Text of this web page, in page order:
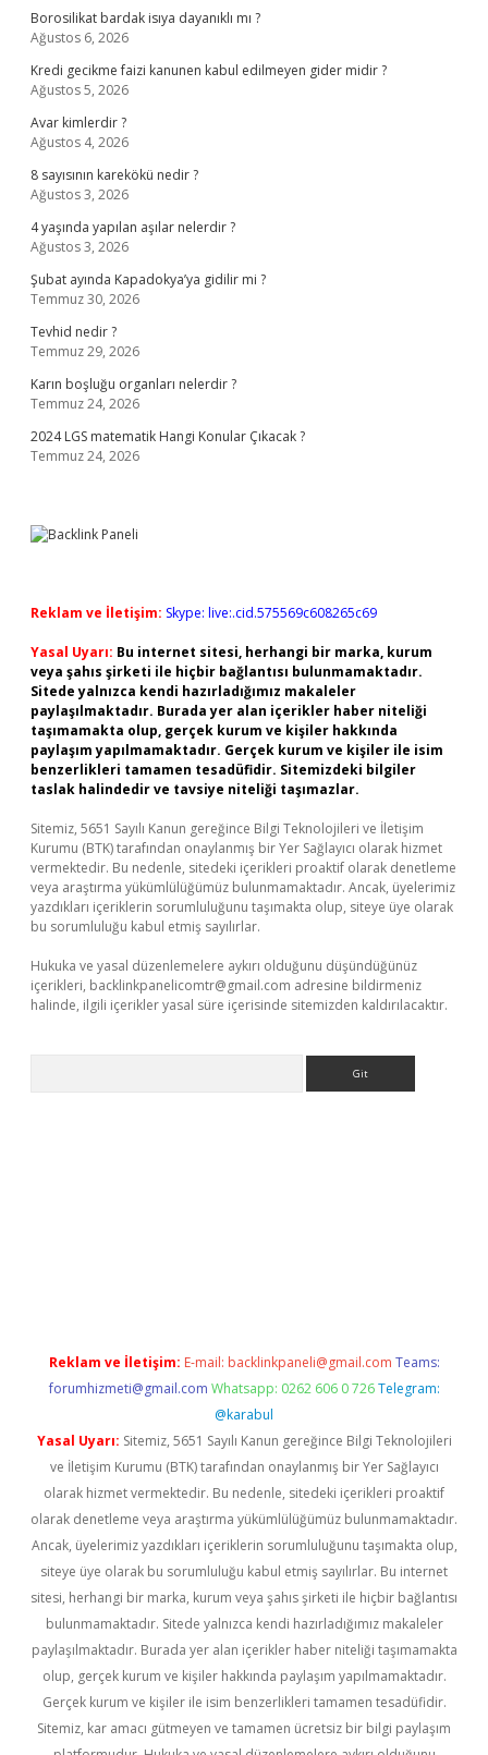
Borosilikat bardak isıya dayanıklı mı ?
Ağustos 6, 2026
Kredi gecikme faizi kanunen kabul edilmeyen gider midir ?
Ağustos 5, 2026
Avar kimlerdir ?
Ağustos 4, 2026
8 sayısının karekökü nedir ?
Ağustos 3, 2026
4 yaşında yapılan aşılar nelerdir ?
Ağustos 3, 2026
Şubat ayında Kapadokya’ya gidilir mi ?
Temmuz 30, 2026
Tevhid nedir ?
Temmuz 29, 2026
Karın boşluğu organları nelerdir ?
Temmuz 24, 2026
2024 LGS matematik Hangi Konular Çıkacak ?
Temmuz 24, 2026
Reklam ve İletişim: Skype: live:.cid.575569c608265c69
Yasal Uyarı: Bu internet sitesi, herhangi bir marka, kurum
veya şahıs şirketi ile hiçbir bağlantısı bulunmamaktadır.
Sitede yalnızca kendi hazırladığımız makaleler
paylaşılmaktadır. Burada yer alan içerikler haber niteliği
taşımamakta olup, gerçek kurum ve kişiler hakkında
paylaşım yapılmamaktadır. Gerçek kurum ve kişiler ile isim
benzerlikleri tamamen tesadüfidir. Sitemizdeki bilgiler
taslak halindedir ve tavsiye niteliği taşımazlar.
Sitemiz, 5651 Sayılı Kanun gereğince Bilgi Teknolojileri ve İletişim
Kurumu (BTK) tarafından onaylanmış bir Yer Sağlayıcı olarak hizmet
vermektedir. Bu nedenle, sitedeki içerikleri proaktif olarak denetleme
veya araştırma yükümlülüğümüz bulunmamaktadır. Ancak, üyelerimiz
yazdıkları içeriklerin sorumluluğunu taşımakta olup, siteye üye olarak
bu sorumluluğu kabul etmiş sayılırlar.
Hukuka ve yasal düzenlemelere aykırı olduğunu düşündüğünüz
içerikleri, backlinkpanelicomtr@gmail.com adresine bildirmeniz
halinde, ilgili içerikler yasal süre içerisinde sitemizden kaldırılacaktır.
Reklam ve İletişim: E-mail: backlinkpaneli@gmail.com Teams:
forumhizmeti@gmail.com Whatsapp: 0262 606 0 726 Telegram:
@karabul
Yasal Uyarı: Sitemiz, 5651 Sayılı Kanun gereğince Bilgi Teknolojileri
ve İletişim Kurumu (BTK) tarafından onaylanmış bir Yer Sağlayıcı
olarak hizmet vermektedir. Bu nedenle, sitedeki içerikleri proaktif
olarak denetleme veya araştırma yükümlülüğümüz bulunmamaktadır.
Ancak, üyelerimiz yazdıkları içeriklerin sorumluluğunu taşımakta olup,
siteye üye olarak bu sorumluluğu kabul etmiş sayılırlar. Bu internet
sitesi, herhangi bir marka, kurum veya şahıs şirketi ile hiçbir bağlantısı
bulunmamaktadır. Sitede yalnızca kendi hazırladığımız makaleler
paylaşılmaktadır. Burada yer alan içerikler haber niteliği taşımamakta
olup, gerçek kurum ve kişiler hakkında paylaşım yapılmamaktadır.
Gerçek kurum ve kişiler ile isim benzerlikleri tamamen tesadüfidir.
Sitemiz, kar amacı gütmeyen ve tamamen ücretsiz bir bilgi paylaşım